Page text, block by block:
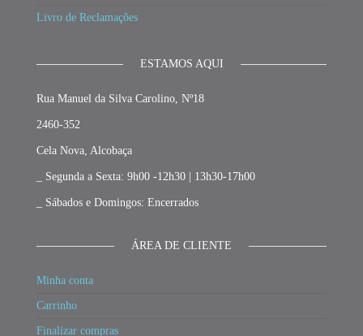
Livro de Reclamações
ESTAMOS AQUI
Rua Manuel da Silva Carolino, Nº18
2460-352
Cela Nova, Alcobaça
_ Segunda a Sexta: 9h00 -12h30 | 13h30-17h00
_ Sábados e Domingos: Encerrados
ÁREA DE CLIENTE
Minha conta
Carrinho
Finalizar compras